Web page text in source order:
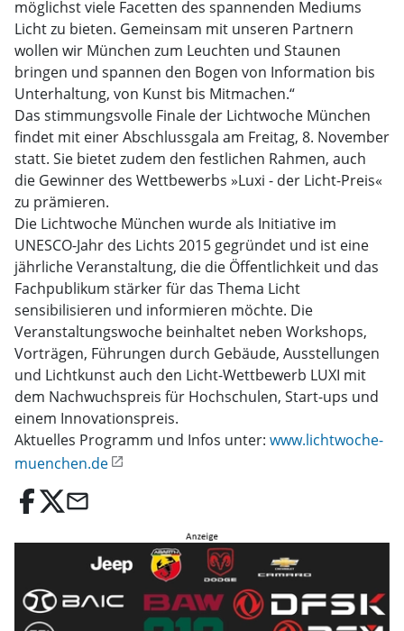
möglichst viele Facetten des spannenden Mediums
Licht zu bieten. Gemeinsam mit unseren Partnern
wollen wir München zum Leuchten und Staunen
bringen und spannen den Bogen von Information bis
Unterhaltung, von Kunst bis Mitmachen.“
Das stimmungsvolle Finale der Lichtwoche München
findet mit einer Abschlussgala am Freitag, 8. November
statt. Sie bietet zudem den festlichen Rahmen, auch
die Gewinner des Wettbewerbs »Luxi - der Licht-Preis«
zu prämieren.
Die Lichtwoche München wurde als Initiative im
UNESCO-Jahr des Lichts 2015 gegründet und ist eine
jährliche Veranstaltung, die die Öffentlichkeit und das
Fachpublikum stärker für das Thema Licht
sensibilisieren und informieren möchte. Die
Veranstaltungswoche beinhaltet neben Workshops,
Vorträgen, Führungen durch Gebäude, Ausstellungen
und Lichtkunst auch den Licht-Wettbewerb LUXI mit
dem Nachwuchspreis für Hochschulen, Start-ups und
einem Innovationspreis.
Aktuelles Programm und Infos unter: www.lichtwoche-
muenchen.de
email